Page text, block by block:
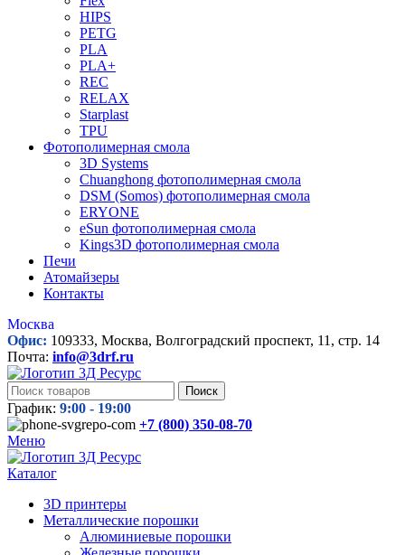
HIPS
PETG
PLA
PLA+
REC
RELAX
Starplast
TPU
Фотополимерная смола
3D Systems
Chuanghong фотополимерная смола
DSM (Somos) фотополимерная смола
ERYONE
eSun фотополимерная смола
Kings3D фотополимерная смола
Печи
Атомайзеры
Контакты
Москва
Офис: 109333, Москва, Волгоградский проспект, 11, стр. 14
Почта: info@3drf.ru
Поиск
График: 9:00 - 19:00
+7 (800) 350-08-70
Меню
Каталог
3D принтеры
Металлические порошки
Алюминиевые порошки